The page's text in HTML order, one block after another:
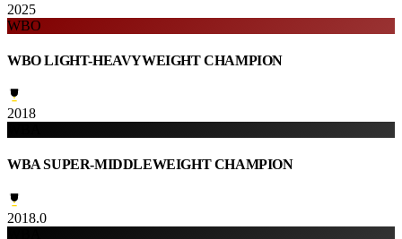
2025
WBO
WBO LIGHT-HEAVYWEIGHT CHAMPION
2018
WBA SUPER-MIDDLEWEIGHT CHAMPION
2018.0